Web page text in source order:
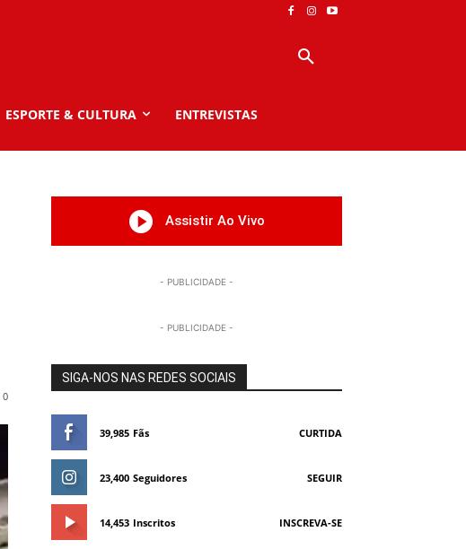
ESPORTE & CULTURA ENTREVISTAS
0
Assistir Ao Vivo
- PUBLICIDADE -
- PUBLICIDADE -
SIGA-NOS NAS REDES SOCIAIS
39,985 Fãs CURTIDA
23,400 Seguidores SEGUIR
14,453 Inscritos INSCREVA-SE